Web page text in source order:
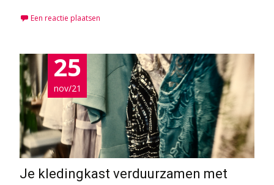
Een reactie plaatsen
25
nov/21
Je kledingkast verduurzamen met